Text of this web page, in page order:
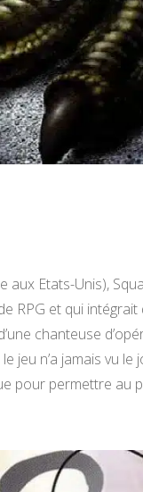
aux Etats-Unis),
RPG et qui
chanteuse
jeu n’a jamais vu
pour permettre au